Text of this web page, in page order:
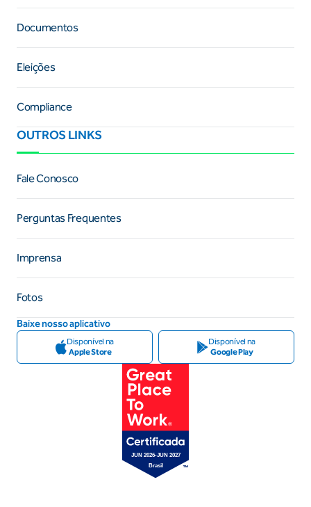
Documentos
Eleições
Compliance
OUTROS LINKS
Fale Conosco
Perguntas Frequentes
Imprensa
Fotos
Baixe nosso aplicativo
Disponível na
Apple Store
Disponível na
Google Play